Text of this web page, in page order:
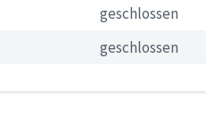
geschlossen
geschlossen